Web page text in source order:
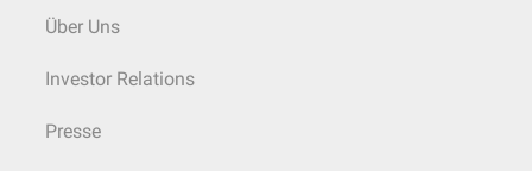
Über Uns
Investor Relations
Presse